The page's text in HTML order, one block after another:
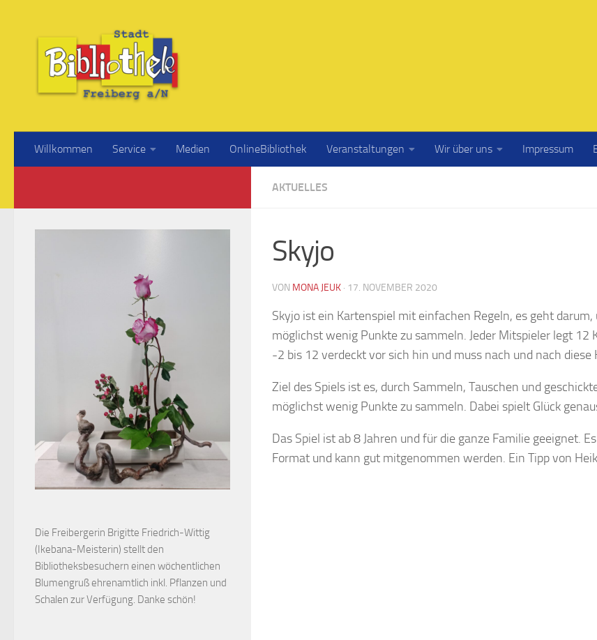
Willkommen Service Medien OnlineBibliothek Veranstaltungen Wir über uns Impressum
AKTUELLES
Skyjo
VON MONA JEUK · 17. NOVEMBER 2020
Skyjo ist ein Kartenspiel mit einfachen Regeln, es geht
möglichst wenig Punkte zu sammeln. Jeder Mitspieler legt 12
-2 bis 12 verdeckt vor sich hin und muss nach und nach diese
Ziel des Spiels ist es, durch Sammeln, Tauschen und
möglichst wenig Punkte zu sammeln. Dabei spielt Glück
Das Spiel ist ab 8 Jahren und für die ganze Familie geeignet.
Format und kann gut mitgenommen werden. Ein Tipp von
Die Freibergerin Brigitte Friedrich-Wittig
(Ikebana-Meisterin) stellt den
Bibliotheksbesuchern einen wöchentlichen
Blumengruß ehrenamtlich inkl. Pflanzen und
Schalen zur Verfügung. Danke schön!